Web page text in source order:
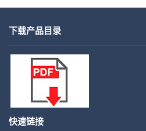
下载产品目录
快速链接